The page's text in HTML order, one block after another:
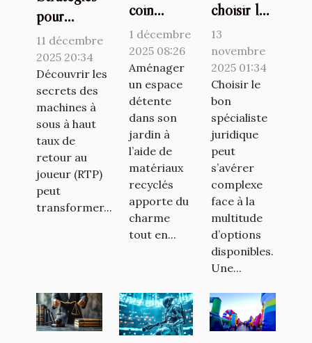
pour
identifier et
jouer aux
machines à
sous avec
les meilleurs
RTP
11 décembre
2025 20:34
Découvrir les
secrets des
machines à
sous à haut
taux de
retour au
joueur (RTP)
peut
transformer...
coin
relaxant
dans votre
jardin avec
des
matériaux
recyclés
1 décembre
2025 08:26
Aménager
un espace
détente
dans son
jardin à
l’aide de
matériaux
recyclés
apporte du
charme
tout en...
choisir le
bon
spécialiste
juridique
pour vos
besoins ?
13
novembre
2025 01:34
Choisir le
bon
spécialiste
juridique
peut
s’avérer
complexe
face à la
multitude
d’options
disponibles.
Une...